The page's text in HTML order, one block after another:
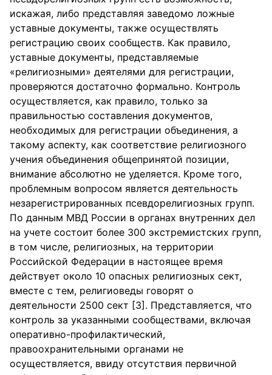
искажая, либо представляя заведомо ложные
уставные документы, также осуществлять
регистрацию своих сообществ. Как правило,
уставные документы, представляемые
«религиозными» деятелями для регистрации,
проверяются достаточно формально. Контроль
осуществляется, как правило, только за
правильностью составления документов,
необходимых для регистрации объединения, а
такому аспекту, как соответствие религиозного
учения объединения общепринятой позиции,
внимание абсолютно не уделяется. Кроме того,
проблемным вопросом является деятельность
незарегистрированных псевдорелигиозных групп.
По данным МВД России в органах внутренних дел
на учете состоит более 300 экстремистских групп,
в том числе, религиозных, на территории
Российской Федерации в настоящее время
действует около 10 опасных религиозных сект,
вместе с тем, религиоведы говорят о
деятельности 2500 сект [3]. Представляется, что
контроль за указанными сообществами, включая
оперативно-профилактический,
правоохранительными органами не
осуществляется, ввиду отсутствия первичной